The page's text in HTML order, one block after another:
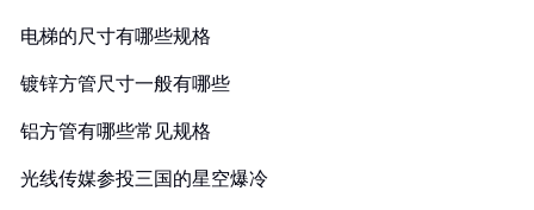
电梯的尺寸有哪些规格
镀锌方管尺寸一般有哪些
铝方管有哪些常见规格
光线传媒参投三国的星空爆冷